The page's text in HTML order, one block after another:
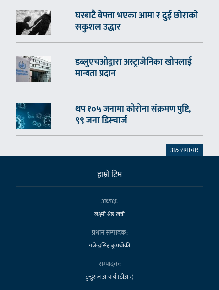
घरबाटै बेपत्ता भएका आमा र दुई छोराको
सकुशल उद्धार
डब्लुएचओद्वारा अस्ट्राजेनिका खोपलाई
मान्यता प्रदान
थप १०५ जनामा कोरोना संक्रमण पुष्टि,
९९ जना डिस्चार्ज
अरु समाचार
हाम्राे टिम
अध्यक्ष:
लक्ष्मी श्रेष्ठ खत्री
प्रधान सम्पादक:
गजेन्द्रसिंह बुढाथोकी
सम्पादक:
डुन्डुराज आचार्य (डीआर)